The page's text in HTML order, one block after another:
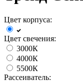
Цвет корпуса:
Цвет свечения:
3000К
4000К
5500К
Рассеиватель: